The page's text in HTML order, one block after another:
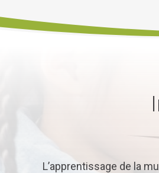
L’apprentissage de la